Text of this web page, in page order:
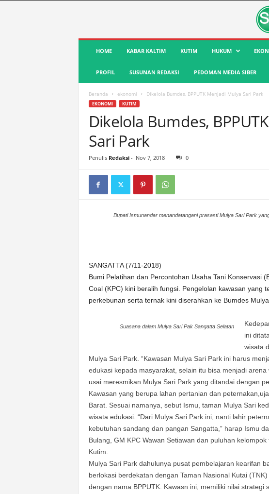
a
HOME KABAR KALTIM KUTIM HUKUM
PROFIL SUSUNAN REDAKSI PEDOMAN MEDIA SIBER
Beranda ekonomi Dikelola Bumdes, BPPUTK Menjadi Mulya Sari Park
EKONOMI KUTIM
Dikelola Bumdes,
Sari Park
Penulis Redaksi- Nov 7, 2018 0
Bupati Ismunandar menandatangani prasasti Mulya Sari Park
SANGATTA (7/11-2018)
Bumi Pelatihan dan Percontohan Usaha Tani Konservasi
Coal (KPC) kini beralih fungsi. Pengelolan kawasan yang
perkebunan serta ternak kini diserahkan ke Bumdes
Suasana dalam Mulya Sari Pak Sangatta Selatan
ini
wisata
Mulya Sari Park. “Kawasan Mulya Sari Park ini harus
edukasi kepada masyarakat, selain itu bisa menjadi
usai meresmikan Mulya Sari Park yang ditandai dengan
Kawasan yang berupa lahan pertanian dan
Barat. Sesuai namanya, sebut Ismu, taman Mulya Sari
wisata edukasi. “Dari Mulya Sari Park ini, nanti lahir
kebutuhan sandang dan pangan Sangatta,” harap Ismu
Bulang, GM KPC Wawan Setiawan dan puluhan
Kutim.
Mulya Sari Park dahulunya pusat pembelajaran kearifan
berlokasi berdekatan dengan Taman Nasional Kutai
dengan nama BPPUTK. Kawasn ini, memiliki nilai strategi